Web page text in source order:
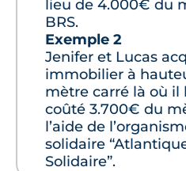
lieu de 4.000€ du
BRS.
Exemple 2
Jenifer et Lucas
immobilier à
mètre carré là où il
coûté 3.700€ du
l’aide de
solidaire
Solidaire”.